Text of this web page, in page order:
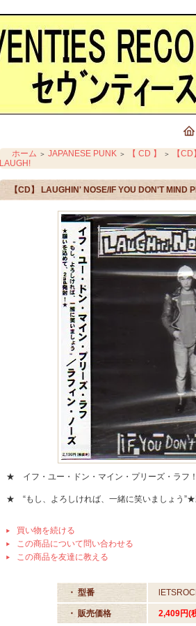
ホーム ＞ JAPANESE PUNK ＞ 【 CD 】 ＞
【
LAUGH!
【CD】 LAUGHIN' NOSE/IF YOU DON'T MIND
★ イフ・ユー・ドン・マイン・プリーズ・ラフ！
★ “もし、よろしければ、一緒に笑いましょう
買い物を続ける
この商品について問い合わせる
この商品を友達に教える
・ 型番
・ 販売価格 2,409円(